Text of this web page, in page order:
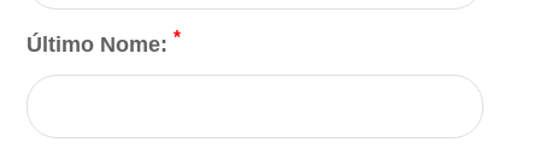
Último Nome:*